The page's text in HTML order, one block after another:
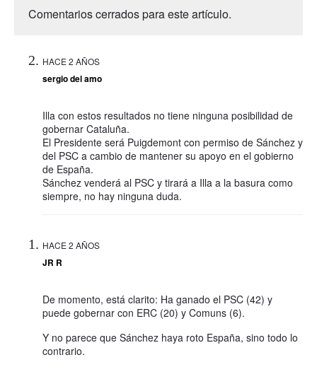
Comentarios cerrados para este artículo.
HACE 2 AÑOS
sergio del amo
Illa con estos resultados no tiene ninguna posibilidad de
gobernar Cataluña.
El Presidente será Puigdemont con permiso de Sánchez y
del PSC a cambio de mantener su apoyo en el gobierno
de España.
Sánchez venderá al PSC y tirará a Illa a la basura como
siempre, no hay ninguna duda.
HACE 2 AÑOS
JR R
De momento, está clarito: Ha ganado el PSC (42) y
puede gobernar con ERC (20) y Comuns (6).
Y no parece que Sánchez haya roto España, sino todo lo
contrario.